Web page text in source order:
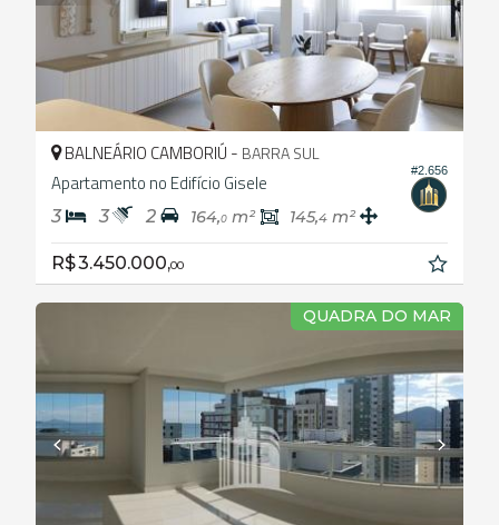
#2.656
BALNEÁRIO CAMBORIÚ - BARRA SUL
Apartamento no Edifício Gisele
3 3 2 164,0 m² 145,4 m²
R$ 3.450.000,00
QUADRA DO MAR